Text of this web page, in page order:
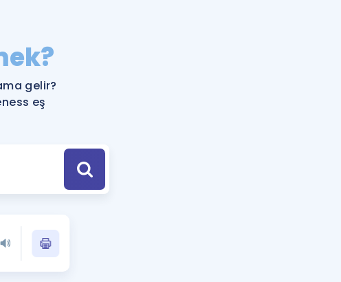
Puan Hesaplama Aracı
Hazırlananlar için Öneriler
Özel Fırsatlar
Tüm Sınavlarla İlgili Haberler
ve Konu Anlatımı
Remzi Hoca ile seni sınava hazırlayacak onlarca eğitim seni bekliyor!
gelir?
eş